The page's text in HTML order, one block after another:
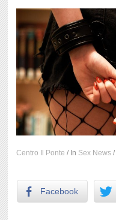
Centro Il Ponte / In Sex News /
Facebook